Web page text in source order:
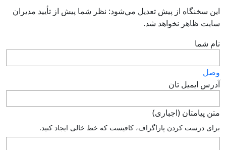
اين سخنگاه از پيش تعديل مي‌شود: نظر شما پيش از تأييد مديران
سايت ظاهر نخواهد شد.
نام شما
وصل
آدرس ايميل تان
متن پيامتان (اجباری)
براى درست كردن پاراگراف، كافيست كه خط خالى ايجاد كنيد.